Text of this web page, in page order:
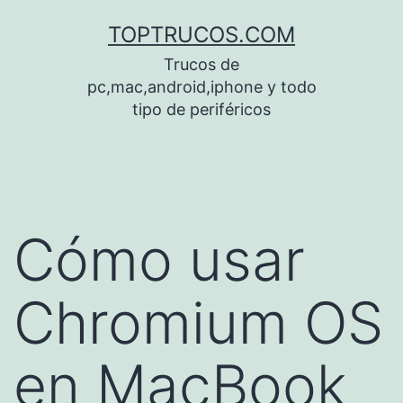
TOPTRUCOS.COM
Trucos de
pc,mac,android,iphone y todo
tipo de periféricos
Cómo usar
Chromium OS
en MacBook